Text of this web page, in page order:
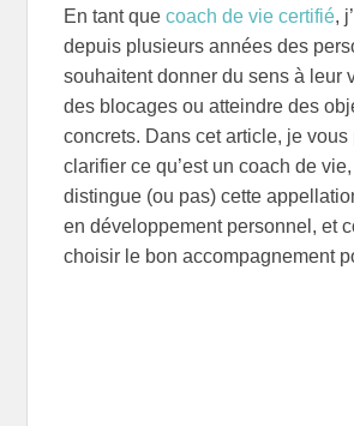
En tant quecoach de vie certifié,
depuis plusieurs années des
souhaitent donner du sens à leur
des blocages ou atteindre des
concrets. Dans cet article, je vous
clarifier ce qu’est un coach de
distingue (ou pas) cette
en développement personnel, et
choisir le bon accompagnement